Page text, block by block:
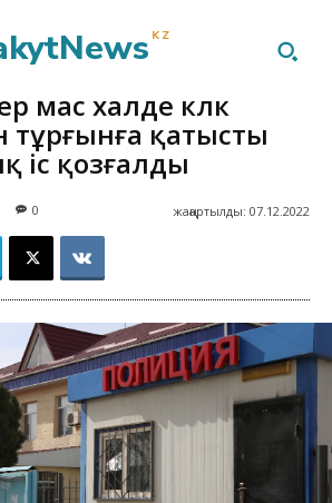
KZ
мас халде көлк
тұрғынға қатысты
іс қозғалды
жаңартылды: 07.12.2022
0